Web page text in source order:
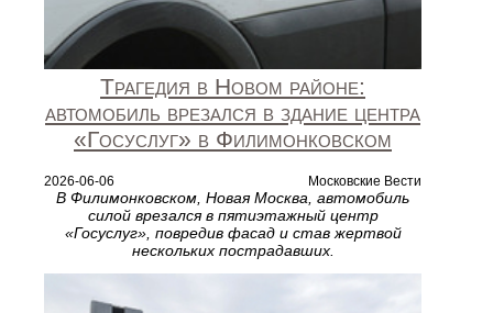
Трагедия в Новом районе:
автомобиль врезался в здание центра
«Госуслуг» в Филимонковском
2026-06-06 Московские Вести
В Филимонковском, Новая Москва, автомобиль
силой врезался в пятиэтажный центр
«Госуслуг», повредив фасад и став жертвой
нескольких пострадавших.